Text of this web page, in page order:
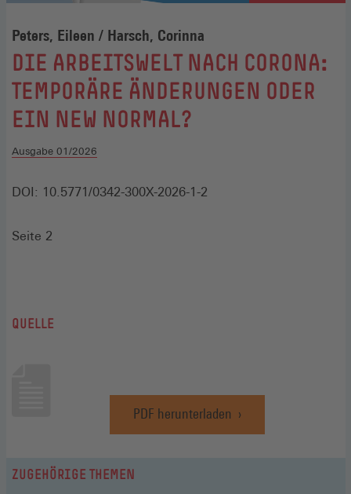
Peters, Eileen / Harsch, Corinna
:
DIE ARBEITSWELT NACH CORONA:
TEMPORÄRE ÄNDERUNGEN ODER
EIN NEW NORMAL?
Ausgabe 01/2026
DOI: 10.5771/0342-300X-2026-1-2
Seite 2
QUELLE
PDF herunterladen
(Öffnet
in
ZUGEHÖRIGE THEMEN